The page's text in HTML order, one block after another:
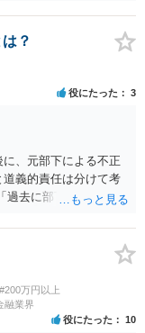
？
役にたった 3
、元部下による不正
義的責任は分けて考
過去に部下だった」と
、在職中の管理監督
ら放置したことな
不自然さを認識して
た、退職時に重要な
から問題視される可
#200万円以上
融業界
役にたった 10